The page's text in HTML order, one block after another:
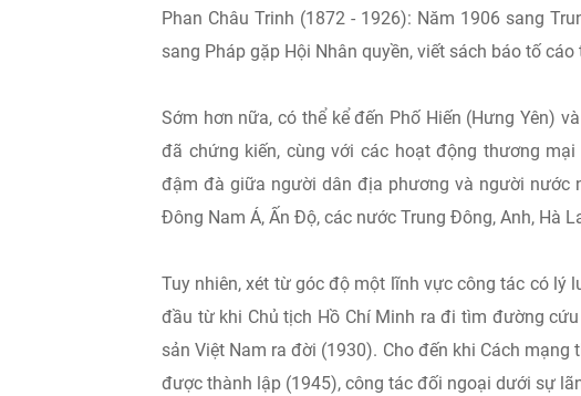
Phan Châu Trinh (1872 - 1926): Năm 1906 sang
sang Pháp gặp Hội Nhân quyền, viết sách báo tố
Sớm hơn nữa, có thể kể đến Phố Hiến (Hưng Yên)
đã chứng kiến, cùng với các hoạt động thương
đậm đà giữa người dân địa phương và người nước
Đông Nam Á, Ấn Độ, các nước Trung Đông, Anh, Hà
Tuy nhiên, xét từ góc độ một lĩnh vực công tác có lý
đầu từ khi Chủ tịch Hồ Chí Minh ra đi tìm đường
sản Việt Nam ra đời (1930). Cho đến khi Cách
được thành lập (1945), công tác đối ngoại dưới sự